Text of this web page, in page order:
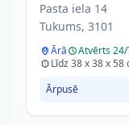
Pasta iela 14
Tukums, 3101
Ārā Atvērts
Līdz 38 x 38 x 58
Ārpusē